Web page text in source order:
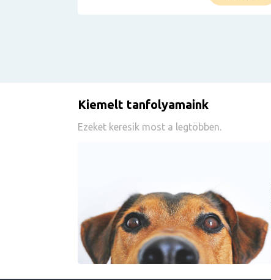
Kiemelt tanfolyamaink
Ezeket keresik most a legtöbben.